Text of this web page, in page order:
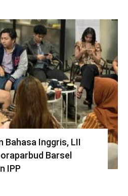
Bahasa Inggris, LII
Barsel
IPP